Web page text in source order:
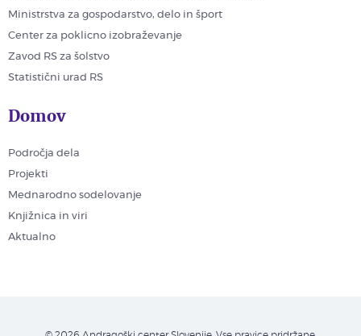
Ministrstva za gospodarstvo, delo in šport
Center za poklicno izobraževanje
Zavod RS za šolstvo
Statistični urad RS
Domov
Področja dela
Projekti
Mednarodno sodelovanje
Knjižnica in viri
Aktualno